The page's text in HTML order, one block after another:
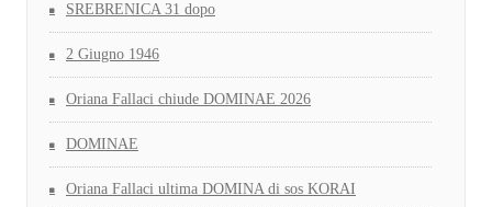
SREBRENICA 31 dopo
2 Giugno 1946
Oriana Fallaci chiude DOMINAE 2026
DOMINAE
Oriana Fallaci ultima DOMINA di sos KORAI